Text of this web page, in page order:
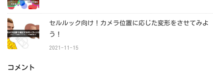
セルルック向け！カメラ位置に応じた変形をさせてみよ
う！
2021-11-15
コメント